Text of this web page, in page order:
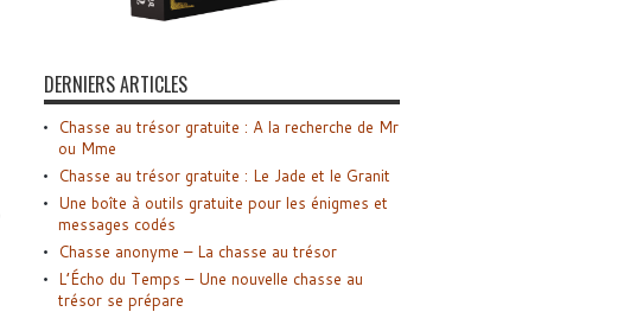
DERNIERS ARTICLES
Chasse au trésor gratuite : A la recherche de Mr
ou Mme
Chasse au trésor gratuite : Le Jade et le Granit
Une boîte à outils gratuite pour les énigmes et
messages codés
Chasse anonyme – La chasse au trésor
L’Écho du Temps – Une nouvelle chasse au
trésor se prépare